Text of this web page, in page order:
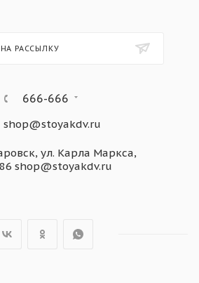
РАССЫЛКУ
666-666
shop@stoyakdv.ru
ул. Карла Маркса,
shop@stoyakdv.ru